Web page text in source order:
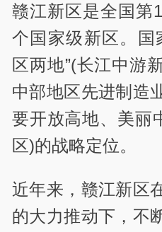
赣江新区是全国第
个国家级新区。国
区两地”(长江中游
中部地区先进制造
要开放高地、美丽
区)的战略定位。
近年来，赣江新区
的大力推动下，不